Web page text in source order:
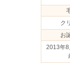
ク
お
2013年8